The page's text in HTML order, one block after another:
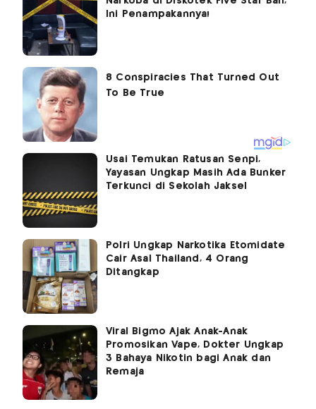
Ini Penampakannya!
Usai Temukan Ratusan Senpi,
Yayasan Ungkap Masih Ada Bunker
Terkunci di Sekolah Jaksel
Polri Ungkap Narkotika Etomidate
Cair Asal Thailand, 4 Orang
Ditangkap
Viral Bigmo Ajak Anak-Anak
Promosikan Vape, Dokter Ungkap
3 Bahaya Nikotin bagi Anak dan
Remaja